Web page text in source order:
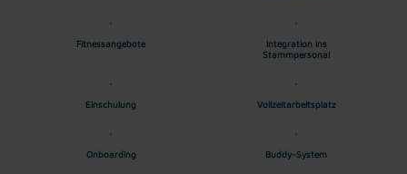
Fitnessangebote
Integration ins
Stammpersonal
Einschulung Vollzeitarbeitsplatz
Onboarding Buddy-System